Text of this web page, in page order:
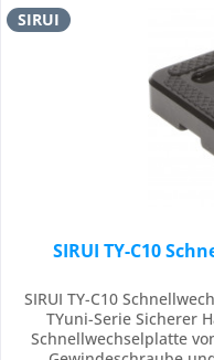
SIRUI
SIRUI TY-C10
SIRUI TY-C10
TYuni-Serie Sicherer
Schnellwechselplatte